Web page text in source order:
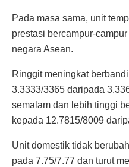
Pada masa sama, unit
prestasi bercampur-
negara Asean.
Ringgit meningkat
3.3333/3365 daripada
semalam dan lebih tinggi
kepada 12.7815/8009
Unit domestik tidak
pada 7.75/7.77 dan turut